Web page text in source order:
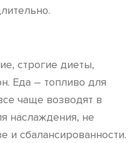
строгие диеты,
Еда – топливо для
чаще возводят в
наслаждения, не
и сбалансированности.